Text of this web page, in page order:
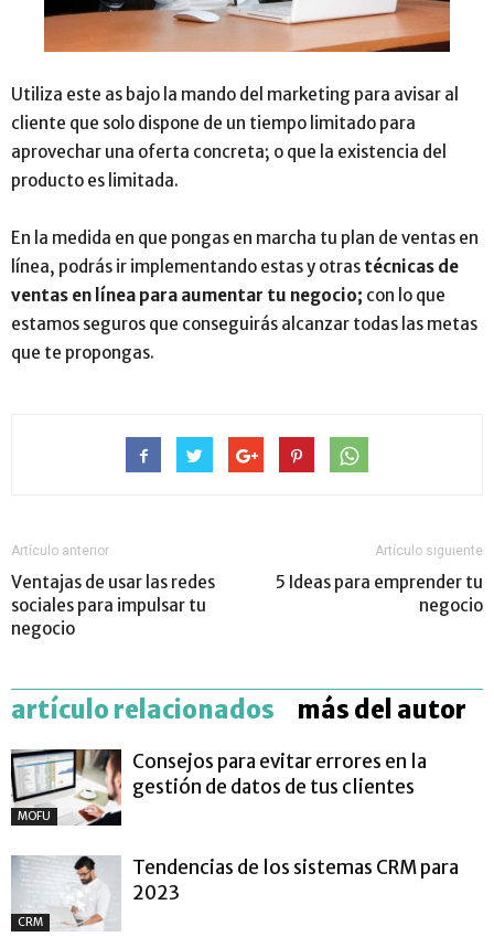
Utiliza este as bajo la mando del marketing para avisar al
cliente que solo dispone de un tiempo limitado para
aprovechar una oferta concreta; o que la existencia del
producto es limitada.
En la medida en que pongas en marcha tu plan de ventas en
línea, podrás ir implementando estas y otras técnicas de
ventas en línea para aumentar tu negocio; con lo que
estamos seguros que conseguirás alcanzar todas las metas
que te propongas.
Artículo anterior
Ventajas de usar las redes
sociales para impulsar tu
negocio
Artículo siguiente
5 Ideas para emprender tu
negocio
artículo relacionados más del autor
MOFU
Consejos para evitar errores en la
gestión de datos de tus clientes
CRM
Tendencias de los sistemas CRM para
2023